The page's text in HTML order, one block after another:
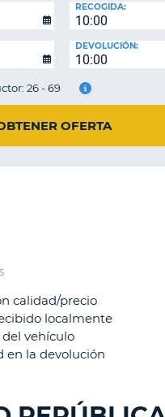
10:00
RECOGIDA:
10:00
DEVOLUCIÓN:
26 - 69
OFERTA
calidad/precio
localmente
del vehículo
en la devolución
Todo